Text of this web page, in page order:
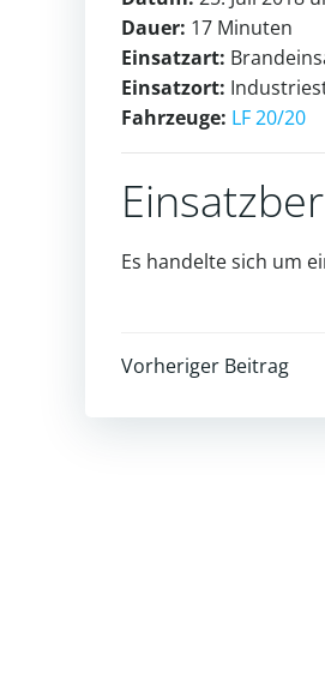
Dauer: 17 Minuten
Einsatzart:
Einsatzort:
Fahrzeuge: LF 20/20
Es handelte sich um
Post
Vorheriger Beitrag